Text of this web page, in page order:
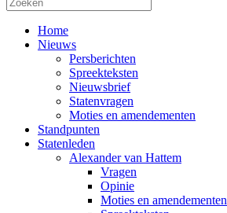
Home
Nieuws
Persberichten
Spreekteksten
Nieuwsbrief
Statenvragen
Moties en amendementen
Standpunten
Statenleden
Alexander van Hattem
Vragen
Opinie
Moties en amendementen